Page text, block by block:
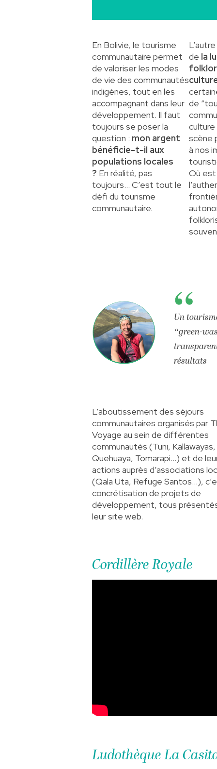
En Bolivie, le tourisme
communautaire permet
de valoriser les modes
de vie des communautés
indigènes, tout en les
accompagnant dans leur
développement. Il faut
toujours se poser la
question : mon argent
bénéficie-t-il aux
populations locales
? En réalité, pas
toujours… C’est tout le
défi du tourisme
communautaire.
de la
de
scène
à nos
Où
Un
“green-
résultats
L’aboutissement des séjours
communautaires organisés par
Voyage au sein de différentes
communautés (Tuni, Kallawayas,
Quehuaya, Tomarapi…) et de
actions auprès d’associations
(Qala Uta, Refuge Santos…),
concrétisation de projets de
développement, tous
leur site web.
Cordillère Royale
Ludothèque La